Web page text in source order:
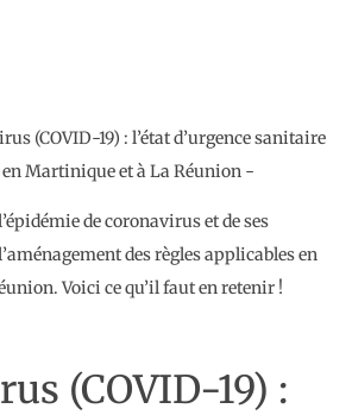
de coronavirus et de ses
des règles applicables en
Voici ce qu’il faut en retenir !
(COVID-19) :